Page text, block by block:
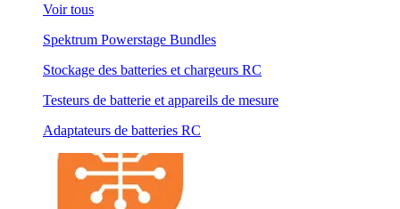
Voir tous
Spektrum Powerstage Bundles
Stockage des batteries et chargeurs RC
Testeurs de batterie et appareils de mesure
Adaptateurs de batteries RC